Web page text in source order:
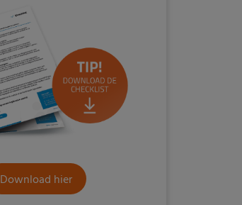
Download hier